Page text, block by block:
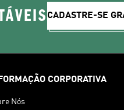
CADASTRE-SE
CORPORATIVA
Nós